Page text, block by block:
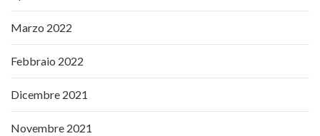
Marzo 2022
Febbraio 2022
Dicembre 2021
Novembre 2021